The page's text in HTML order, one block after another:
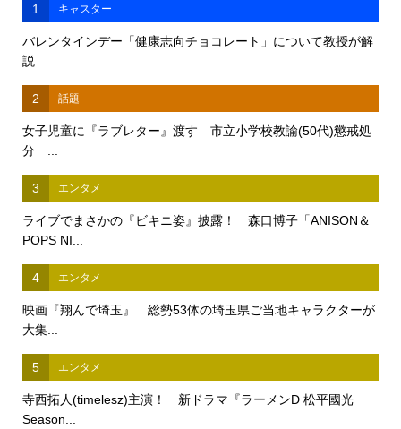
1 キャスター
バレンタインデー「健康志向チョコレート」について教授が解
説
2 話題
女子児童に『ラブレター』渡す 市立小学校教諭(50代)懲戒処
分 ...
3 エンタメ
ライブでまさかの『ビキニ姿』披露！ 森口博子「ANISON＆
POPS NI...
4 エンタメ
映画『翔んで埼玉』 総勢53体の埼玉県ご当地キャラクターが
大集...
5 エンタメ
寺西拓人(timelesz)主演！ 新ドラマ『ラーメンD 松平國光
Season...